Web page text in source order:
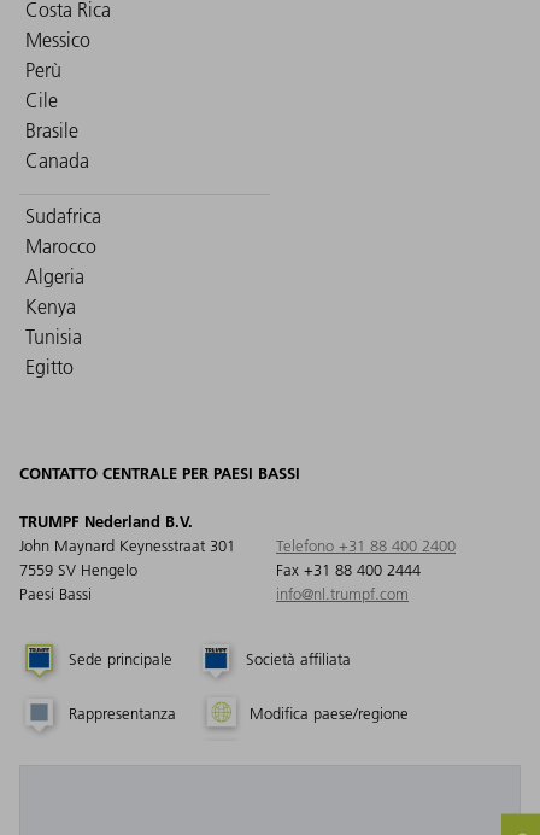
Costa Rica
Messico
Perù
Cile
Brasile
Canada
Sudafrica
Marocco
Algeria
Kenya
Tunisia
Egitto
CONTATTO CENTRALE PER PAESI BASSI
TRUMPF Nederland B.V.
John Maynard Keynesstraat 301
7559 SV Hengelo
Paesi Bassi
Telefono +31 88 400 2400
Fax +31 88 400 2444
info@nl.trumpf.com
Sede principale Società affiliata
Rappresentanza Modifica paese/regione